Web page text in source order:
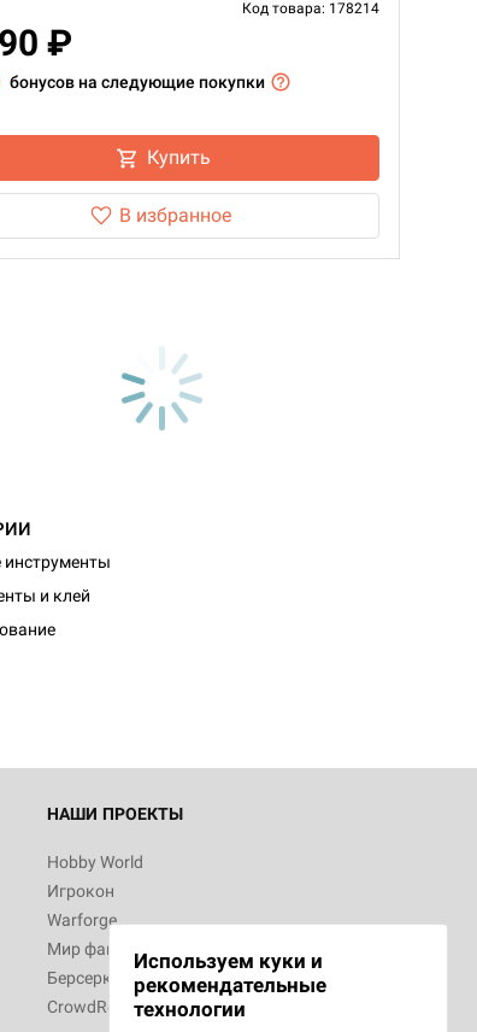
Код товара: 178214
₽
бонусов на следующие покупки
Купить
В избранное
и клей
НАШИ ПРОЕКТЫ
Hobby World
Игрокон
Warforge
Мир фантастики
Берсерк
CrowdRepublic
Используем куки и
рекомендательные
технологии